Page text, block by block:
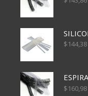
$144,38
$160,98